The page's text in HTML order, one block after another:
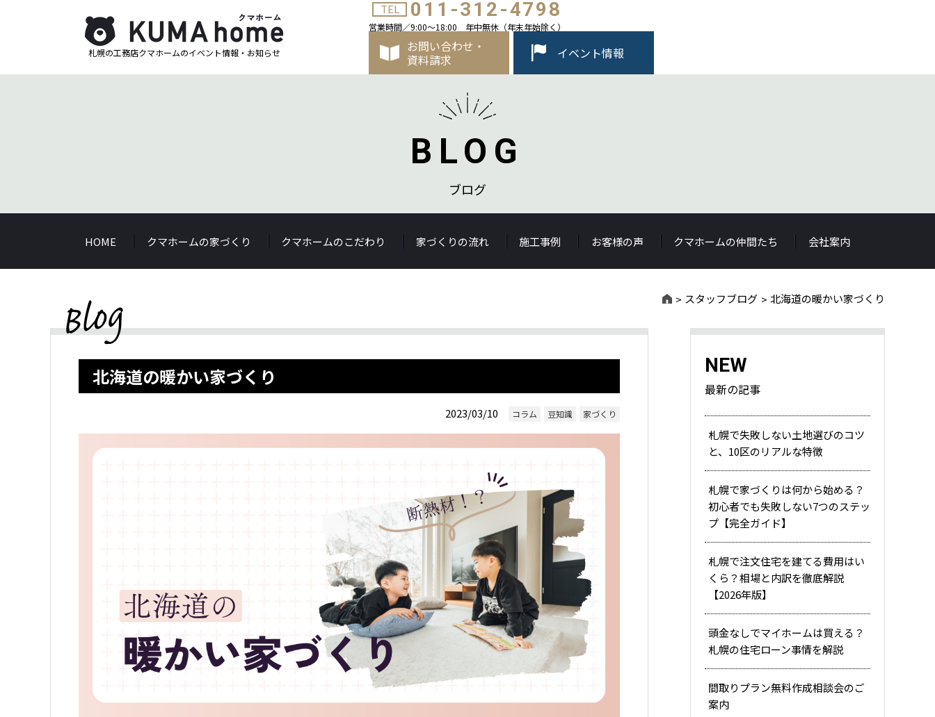
札幌の工務店クマホームのイベント情報・お知らせ
TEL 011-312-4798
営業時間／9:00～18:00 年中無休（年末年始除く）
お問い合わせ・
資料請求
イベント情報
BLOG
ブログ
HOME クマホームの家づくり クマホームのこだわり 家づくりの流れ 施工事例 お客様の声 クマホームの仲間たち 会社案内
スタッフブログ 北海道の暖かい家づくり
北海道の暖かい家づくり
2023/03/10 コラム 豆知識 家づくり
NEW
最新の記事
札幌で失敗しない土地選びのコツ
と、10区のリアルな特徴
札幌で家づくりは何から始める？
初心者でも失敗しない7つのステッ
プ【完全ガイド】
札幌で注文住宅を建てる費用はい
くら？相場と内訳を徹底解説
【2026年版】
頭金なしでマイホームは買える？
札幌の住宅ローン事情を解説
間取りプラン無料作成相談会のご
案内